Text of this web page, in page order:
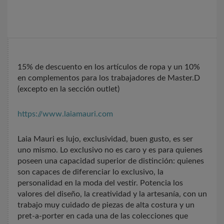
15% de descuento en los artículos de ropa y un 10%
en complementos para los trabajadores de Master.D
(excepto en la sección outlet)
https://www.laiamauri.com
Laia Mauri es lujo, exclusividad, buen gusto, es ser
uno mismo. Lo exclusivo no es caro y es para quienes
poseen una capacidad superior de distinción: quienes
son capaces de diferenciar lo exclusivo, la
personalidad en la moda del vestir. Potencia los
valores del diseño, la creatividad y la artesanía, con un
trabajo muy cuidado de piezas de alta costura y un
pret-a-porter en cada una de las colecciones que